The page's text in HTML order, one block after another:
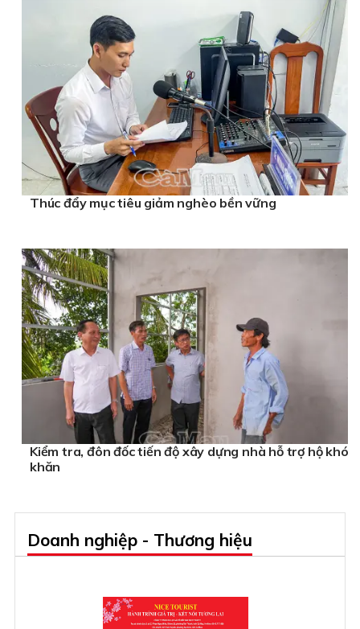
Thúc đẩy mục tiêu giảm nghèo bền vững
Kiểm tra, đôn đốc tiến độ xây dựng nhà hỗ trợ hộ khó
khăn
Doanh nghiệp - Thương hiệu